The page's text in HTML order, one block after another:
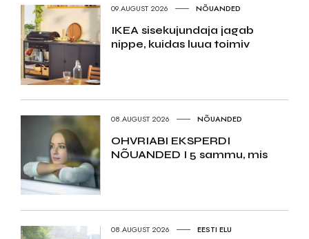
09.AUGUST 2026 NÕUANDED
IKEA sisekujundaja jagab
nippe, kuidas luua toimiv
08.AUGUST 2026 NÕUANDED
OHVRIABI EKSPERDI
NÕUANDED I 5 sammu, mis
08.AUGUST 2026 EESTI ELU